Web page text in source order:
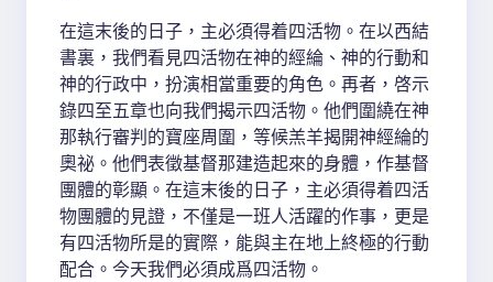
在這末後的日子，主必須得着四活物。在以西結
書裏，我們看見四活物在神的經綸、神的行動和
神的行政中，扮演相當重要的角色。再者，啓示
錄四至五章也向我們揭示四活物。他們圍繞在神
那執行審判的寶座周圍，等候羔羊揭開神經綸的
奧祕。他們表徵基督那建造起來的身體，作基督
團體的彰顯。在這末後的日子，主必須得着四活
物團體的見證，不僅是一班人活躍的作事，更是
有四活物所是的實際，能與主在地上終極的行動
配合。今天我們必須成爲四活物。